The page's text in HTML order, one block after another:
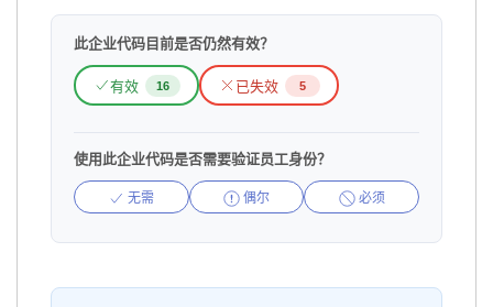
此企业代码目前是否仍然有效？
有效 16 已失效 5
使用此企业代码是否需要验证员工身份？
无需 偶尔 必须